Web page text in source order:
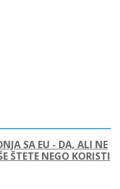
SA EU - DA, ALI NE
ŠTETE NEGO KORISTI